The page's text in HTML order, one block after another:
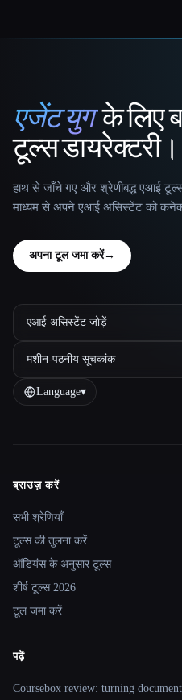
That AI Collection
एजेंट युगके लिए
टूल्स डायरेक्टरी।
हाथ से जाँचे गए और श्रेणीबद्ध एआई
माध्यम से अपने एआई असिस्टेंट को
अपना टूल जमा करें→
एआई असिस्टेंट जोड़ें
मशीन-पठनीय सूचकांक
Language▾
Site navigation
ब्राउज़ करें
सभी श्रेणियाँ
टूल्स की तुलना करें
ऑडियंस के अनुसार टूल्स
शीर्ष टूल्स 2026
टूल जमा करें
पढ़ें
Coursebox review: turning